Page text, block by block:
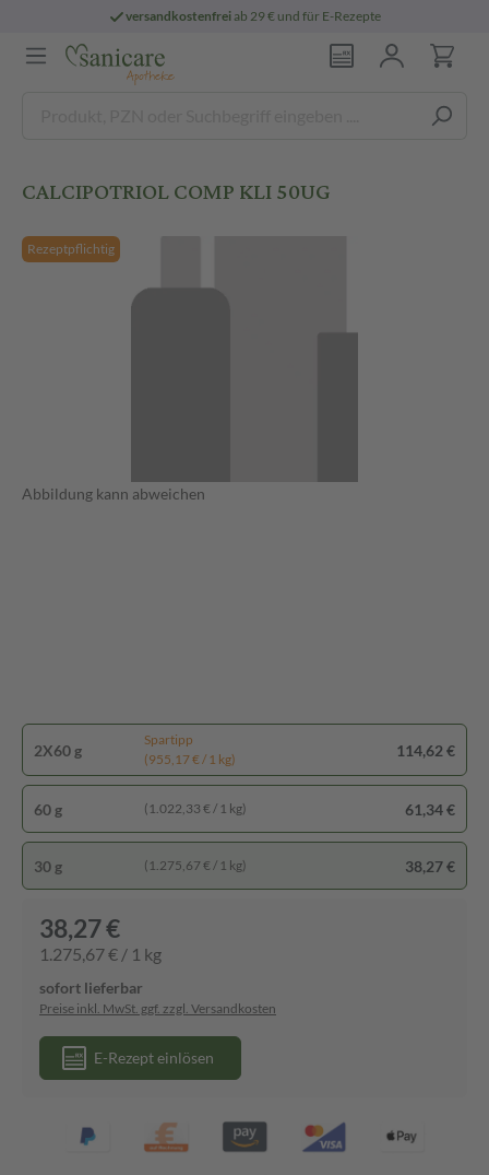
versandkostenfreiab 29 € und für E-Rezepte
CALCIPOTRIOL COMP KLI 50UG
Rezeptpflichtig
Abbildung kann abweichen
2X60 g
Spartipp
(955,17 € / 1 kg)
114,62 €
60 g (1.022,33 € / 1 kg) 61,34 €
30 g (1.275,67 € / 1 kg) 38,27 €
38,27 €
1.275,67 € / 1 kg
sofort lieferbar
Preise inkl. MwSt. ggf. zzgl. Versandkosten
E-Rezept einlösen